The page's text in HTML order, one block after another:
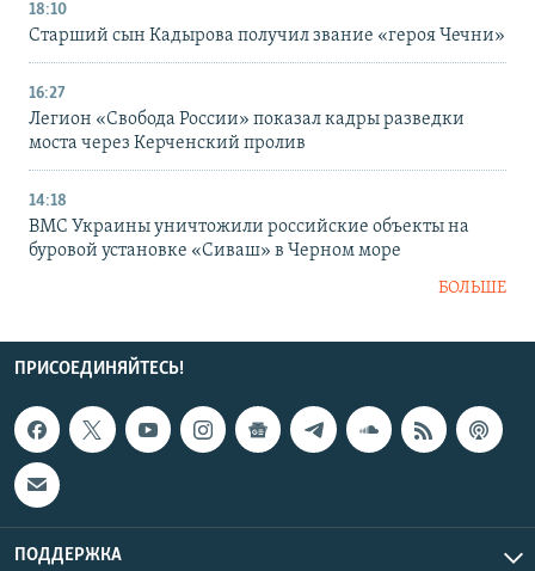
18:10
Старший сын Кадырова получил звание «героя Чечни»
16:27
Легион «Свобода России» показал кадры разведки
моста через Керченский пролив
14:18
ВМС Украины уничтожили российские объекты на
буровой установке «Сиваш» в Черном море
БОЛЬШЕ
ПРИСОЕДИНЯЙТЕСЬ!
ПОДДЕРЖКА